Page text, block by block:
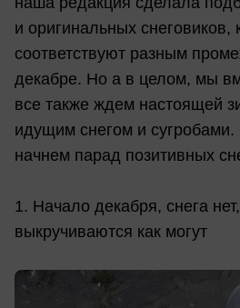
и оригинальных снеговиков,
соответствуют разным
декабре. Но а в целом, мы
все также ждем настоящей
идущим снегом и
начнем парад позитивных
1. Начало декабря, снега
выкручиваются как могут